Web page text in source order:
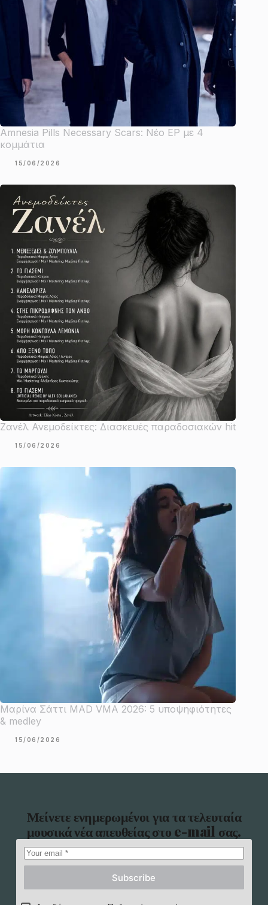
Amnesia Pills Necessary Scars: Νέο EP με 4
κομμάτια
15/06/2026
Ζανέλ Ανεμοδείκτες: Διασκευές παραδοσιακών hit
15/06/2026
Μαρίνα Σάττι MAD VMA 2026: 5 υποψηφιότητες
& medley
15/06/2026
Μείνετε ενημερωμένοι για τα τελευταία
μουσικά νέα απευθείας στο e-mail σας.
Subscribe